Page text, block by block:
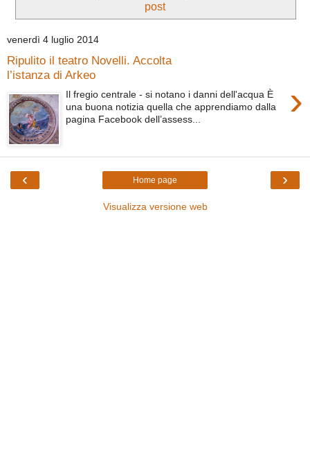
post
venerdì 4 luglio 2014
Ripulito il teatro Novelli. Accolta
l’istanza di Arkeo
›
Il fregio centrale - si notano i danni dell'acqua È
una buona notizia quella che apprendiamo dalla
pagina Facebook dell’assess...
‹ ›
Home page
Visualizza versione web